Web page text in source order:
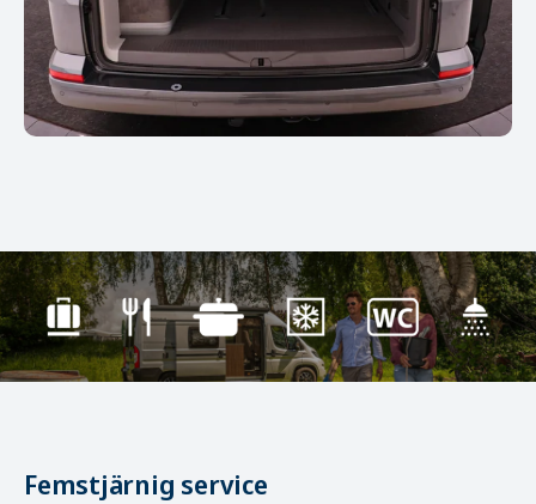
Femstjärnig service